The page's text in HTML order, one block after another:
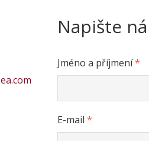
Napište
Jméno a příjmení*
E-mail *